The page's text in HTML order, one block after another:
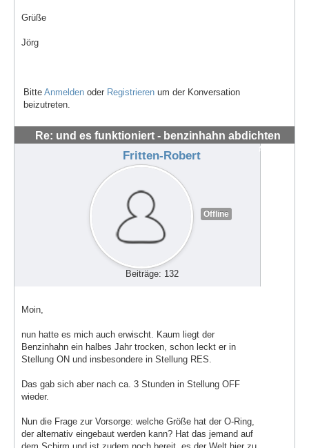
Grüße
Jörg
Bitte Anmelden oder Registrieren um der Konversation
beizutreten.
Re: und es funktioniert - benzinhahn abdichten
#62665
Fritten-Robert
Offline
Beiträge: 132
Moin,
nun hatte es mich auch erwischt. Kaum liegt der
Benzinhahn ein halbes Jahr trocken, schon leckt er in
Stellung ON und insbesondere in Stellung RES.
Das gab sich aber nach ca. 3 Stunden in Stellung OFF
wieder.
Nun die Frage zur Vorsorge: welche Größe hat der O-Ring,
der alternativ eingebaut werden kann? Hat das jemand auf